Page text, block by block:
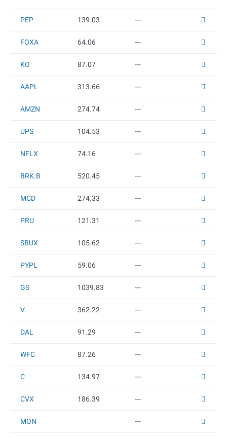
PEP 139.03 ---
FOXA 64.06 ---
KO 87.07 ---
AAPL 313.66 ---
AMZN 274.74 ---
UPS 104.53 ---
NFLX 74.16 ---
BRK.B 520.45 ---
MCD 274.33 ---
PRU 121.31 ---
SBUX 105.62 ---
PYPL 59.06 ---
GS 1039.83 ---
V 362.22 ---
DAL 91.29 ---
WFC 87.26 ---
C 134.97 ---
CVX 186.39 ---
MON ---